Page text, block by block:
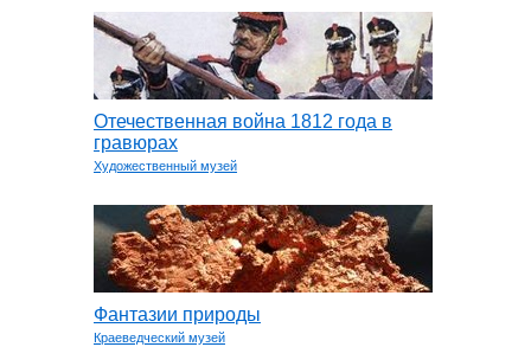
Отечественная война 1812 года в
гравюрах
Художественный музей
Фантазии природы
Краеведческий музей